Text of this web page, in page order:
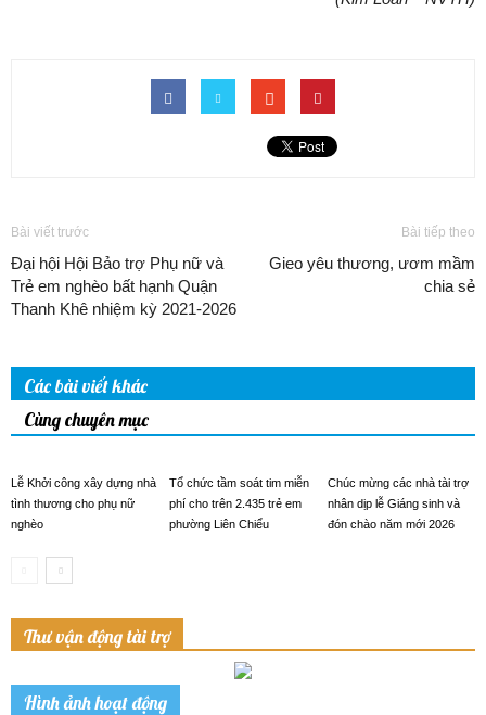
Bài viết trước
Đại hội Hội Bảo trợ Phụ nữ và
Trẻ em nghèo bất hạnh Quận
Thanh Khê nhiệm kỳ 2021-2026
Bài tiếp theo
Gieo yêu thương, ươm mầm
chia sẻ
Các bài viết khác
Cùng chuyên mục
Lễ Khởi công xây dựng nhà
tình thương cho phụ nữ
nghèo
Tổ chức tầm soát tim miễn
phí cho trên 2.435 trẻ em
phường Liên Chiểu
Chúc mừng các nhà tài trợ
nhân dịp lễ Giáng sinh và
đón chào năm mới 2026
Thư vận động tài trợ
Hình ảnh hoạt động